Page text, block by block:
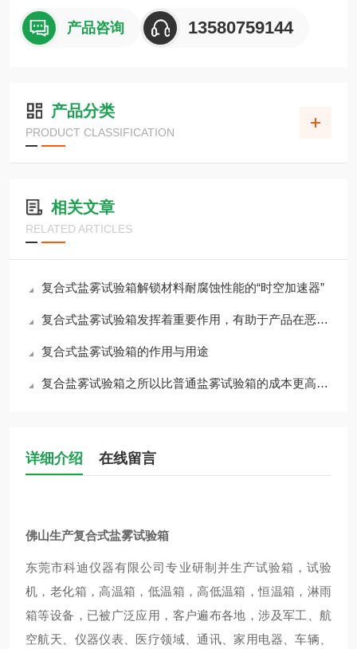
产品咨询 13580759144
产品分类
PRODUCT CLASSIFICATION
相关文章
RELATED ARTICLES
复合式盐雾试验箱解锁材料耐腐蚀性能的“时空加速器”
复合式盐雾试验箱发挥着重要作用，有助于产品在恶劣环境中的耐久性和可靠性
复合式盐雾试验箱的作用与用途
复合盐雾试验箱之所以比普通盐雾试验箱的成本更高，主要有几个方面
详细介绍 在线留言
佛山生产复合式盐雾试验箱
东莞市科迪仪器有限公司专业研制并生产试验箱，试验
机，老化箱，高温箱，低温箱，高低温箱，恒温箱，淋雨
箱等设备，已被广泛应用，客户遍布各地，涉及军工、航
空航天、仪器仪表、医疗领域、通讯、家用电器、车辆、